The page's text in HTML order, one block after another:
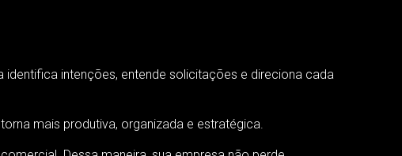
intenções, entende solicitações e direciona cada
mais produtiva, organizada e estratégica.